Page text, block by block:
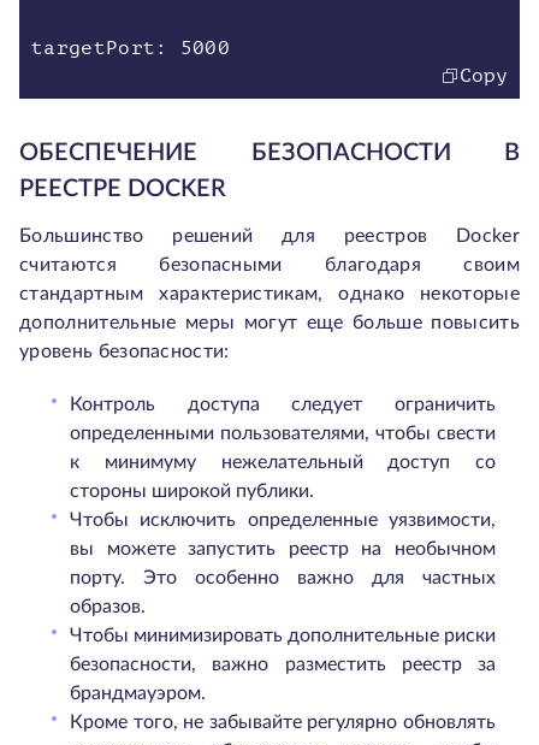
targetPort: 5000
Copy
ОБЕСПЕЧЕНИЕ БЕЗОПАСНОСТИ В
РЕЕСТРЕ DOCKER
Большинство решений для реестров Docker
считаются безопасными благодаря своим
стандартным характеристикам, однако некоторые
дополнительные меры могут еще больше повысить
уровень безопасности:
Контроль доступа следует ограничить
определенными пользователями, чтобы свести
к минимуму нежелательный доступ со
стороны широкой публики.
Чтобы исключить определенные уязвимости,
вы можете запустить реестр на необычном
порту. Это особенно важно для частных
образов.
Чтобы минимизировать дополнительные риски
безопасности, важно разместить реестр за
брандмауэром.
Кроме того, не забывайте регулярно обновлять